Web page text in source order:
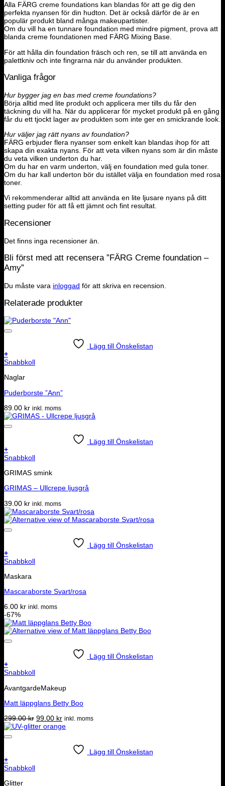
Alla FÄRG creme foundations kan blandas för att ge dig den
perfekta nyansen för din hudton. Det är också därför de är en
populär produkt bland många makeupartister.
Om du vill ha en tunnare foundation med mindre pigment, prova att
blanda creme foundationen med FÄRG Mixing Base.
För att hålla din foundation fräsch och ren, se till att använda en
palettkniv och inte fingrarna när du använder produkten.
Vanliga frågor
Hur bygger jag en bas med creme foundations?
Börja alltid med lite produkt och applicera mer tills du får den
täckning du vill ha. När du applicerar för mycket produkt på en gång
får du ett tjockt lager av produkten som inte ger en smickrande look.
Hur väljer jag rätt nyans av foundation?
FÄRG erbjuder flera nyanser som enkelt kan blandas ihop för att
skapa din exakta nyans. För att veta vilken nyans som är din måste
du veta vilken underton du har.
Om du har en varm underton, välj en foundation med gula toner.
Om du har kall underton bör du istället välja en foundation med rosa
toner.
Vi rekommenderar alltid att använda en lite ljusare nyans på ditt
setting puder för att få ett jämnt och fint resultat.
Recensioner
Det finns inga recensioner än.
Bli först med att recensera ”FÄRG Creme foundation –
Amy”
Du måste vara inloggad för att skriva en recension.
Relaterade produkter
Lägg till Önskelistan
+
Snabbkoll
Naglar
Puderborste ”Ann”
89.00 kr inkl. moms
Lägg till Önskelistan
+
Snabbkoll
GRIMAS smink
GRIMAS – Ullcrepe ljusgrå
39.00 kr inkl. moms
Lägg till Önskelistan
+
Snabbkoll
Maskara
Mascaraborste Svart/rosa
6.00 kr inkl. moms
-67%
Lägg till Önskelistan
+
Snabbkoll
AvantgardeMakeup
Matt läppglans Betty Boo
299.00kr Det
ursprungliga
99.00 krDet
nuvarande
99.00 kr.
inkl. moms
Lägg till Önskelistan
+
Snabbkoll
Glitter